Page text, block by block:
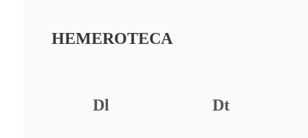
HEMEROTECA
Dl Dt